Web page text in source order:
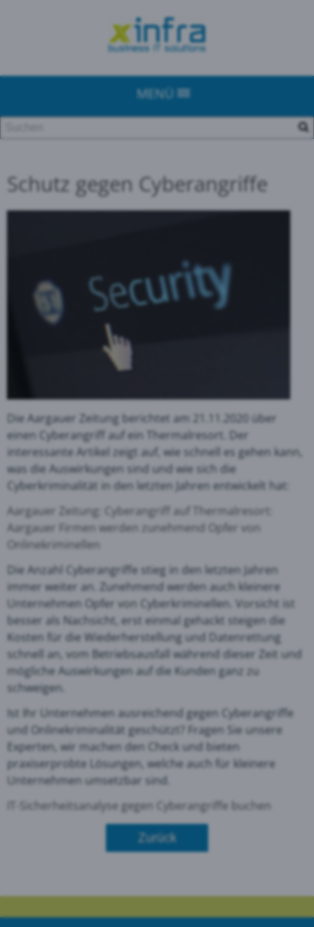
MENÜ
Schutz gegen Cyberangriffe
Die Aargauer Zeitung berichtet am 21.11.2020 über
einen Cyberangriff auf ein Thermalresort. Der
interessante Artikel zeigt auf, wie schnell es gehen kann,
was die Auswirkungen sind und wie sich die
Cyberkriminalität in den letzten Jahren entwickelt hat:
Aargauer Zeitung: Cyberangriff auf Thermalresort:
Aargauer Firmen werden zunehmend Opfer von
Onlinekriminellen
Die Anzahl Cyberangriffe stieg in den letzten Jahren
immer weiter an. Zunehmend werden auch kleinere
Unternehmen Opfer von Cyberkriminellen. Vorsicht ist
besser als Nachsicht, erst einmal gehackt steigen die
Kosten für die Wiederherstellung und Datenrettung
schnell an, vom Betriebsausfall während dieser Zeit und
mögliche Auswirkungen auf die Kunden ganz zu
schweigen.
Ist Ihr Unternehmen ausreichend gegen Cyberangriffe
und Onlinekriminalität geschützt? Fragen Sie unsere
Experten, wir machen den Check und bieten
praxiserprobte Lösungen, welche auch für kleinere
Unternehmen umsetzbar sind.
IT-Sicherheitsanalyse gegen Cyberangriffe buchen
Zurück